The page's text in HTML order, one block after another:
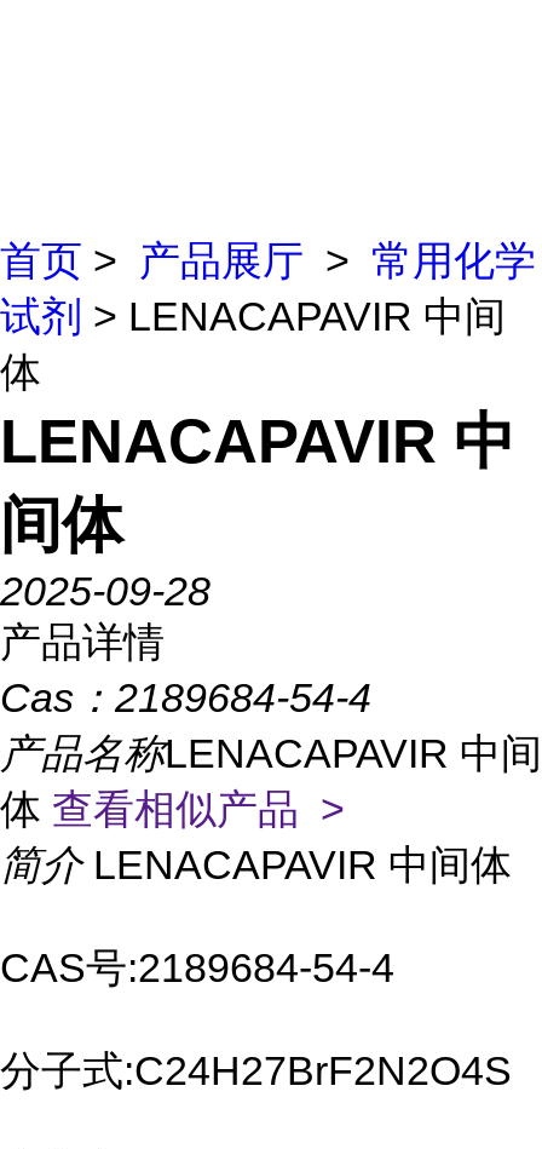
首页 > 产品展厅 > 常用化学
试剂 > LENACAPAVIR 中间
体
LENACAPAVIR 中
间体
2025-09-28
产品详情
Cas： 2189684-54-4
产品名称LENACAPAVIR 中间
体 查看相似产品 >
简介 LENACAPAVIR 中间体
CAS号:2189684-54-4
分子式:C24H27BrF2N2O4S